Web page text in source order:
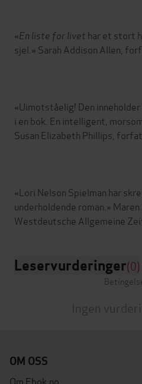
«En liste for livet har et stort
sjel.» Sarah Addison Allen,
«Uimotståelig! Den
i en bok. En intelligent,
Susan Elizabeth Phillips,
«Lori Nelson Spielman har
underholdende roman.» Maren
Leservurderinger(0)
Ingen
OM OSS
Om Ebok.no